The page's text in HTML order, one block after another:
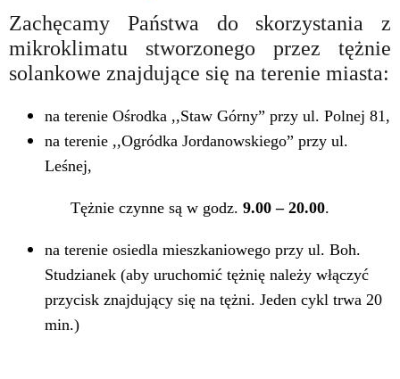
Zachęcamy Państwa do skorzystania z
mikroklimatu stworzonego przez tężnie
solankowe znajdujące się na terenie miasta:
na terenie Ośrodka ,,Staw Górny” przy ul. Polnej 81,
na terenie ,,Ogródka Jordanowskiego” przy ul.
Leśnej,
Tężnie czynne są w godz. 9.00 – 20.00.
na terenie osiedla mieszkaniowego przy ul. Boh.
Studzianek (aby uruchomić tężnię należy włączyć
przycisk znajdujący się na tężni. Jeden cykl trwa 20
min.)